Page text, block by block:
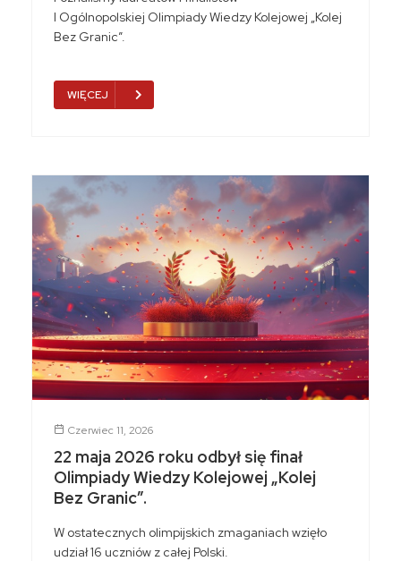
I Ogólnopolskiej Olimpiady Wiedzy Kolejowej „Kolej
Bez Granic”.
WIĘCEJ
Czerwiec 11, 2026
22 maja 2026 roku odbył się finał
Olimpiady Wiedzy Kolejowej „Kolej
Bez Granic”.
W ostatecznych olimpijskich zmaganiach wzięło
udział 16 uczniów z całej Polski.